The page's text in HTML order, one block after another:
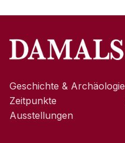
Geschichte & Archäologie
Zeitpunkte
Ausstellungen